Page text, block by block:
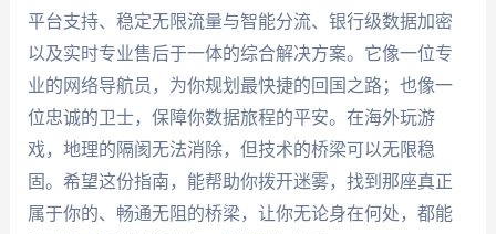
平台支持、稳定无限流量与智能分流、银行级数据加密
以及实时专业售后于一体的综合解决方案。它像一位专
业的网络导航员，为你规划最快捷的回国之路；也像一
位忠诚的卫士，保障你数据旅程的平安。在海外玩游
戏，地理的隔阂无法消除，但技术的桥梁可以无限稳
固。希望这份指南，能帮助你拨开迷雾，找到那座真正
属于你的、畅通无阻的桥梁，让你无论身在何处，都能